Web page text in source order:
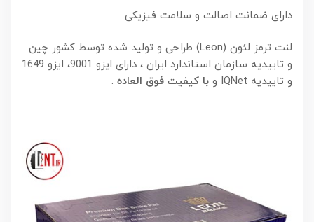
دارای ضمانت اصالت و سلامت فیزیکی
لنت ترمز لئون (Leon) طراحی و تولید شده توسط کشور چین
و تاییدیه سازمان استاندارد ایران ، دارای ایزو 9001، ایزو 1649
و تاییدیه IQNet و
با کیفیت فوق العاده .